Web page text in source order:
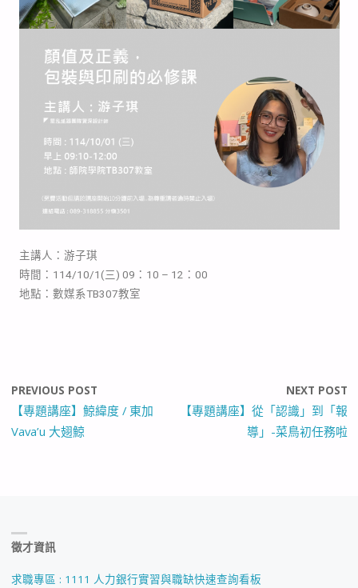
主講人：游子琪
時間：114/10/1(三) 09：10 – 12：00
地點：數媒系TB307教室
PREVIOUS POST
【專題講座】鯨緯度 / 東加
Vava’u 大翅鯨
NEXT POST
【專題講座】從「認識」到「報
導」-菜鳥初任務啦
徵才資訊
求職專區 : 1111 人力銀行實習與職缺快速查詢看板